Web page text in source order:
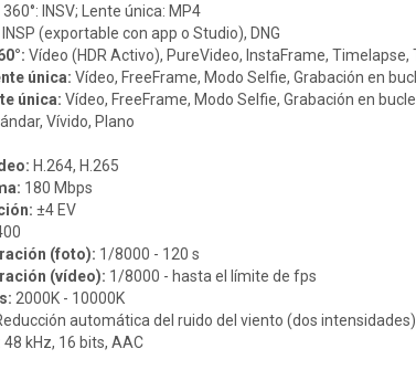
360°: INSV; Lente única: MP4
INSP (exportable con app o Studio), DNG
Vídeo (HDR Activo), PureVideo, InstaFrame,
única: Vídeo, FreeFrame, Modo Selfie, Grabación en
única: Vídeo, FreeFrame, Modo Selfie, Grabación en bucle
Vívido, Plano
H.264, H.265
180 Mbps
±4 EV
(foto): 1/8000 - 120 s
(vídeo): 1/8000 - hasta el límite de fps
2000K - 10000K
automática del ruido del viento (dos
48 kHz, 16 bits, AAC